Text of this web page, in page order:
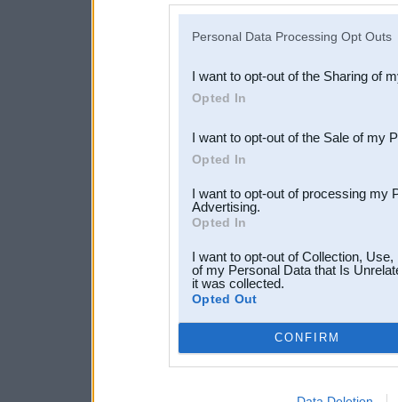
Downstream Participants
third parties.
Personal Data Processing Opt Outs
I want to opt-out of the Sharing of
Opted In
I want to opt-out of the Sale of my
Opted In
I want to opt-out of processing my
Advertising.
Opted In
I want to opt-out of Collection,
of my Personal Data that Is
it was collected.
Opted Out
CONFIRM